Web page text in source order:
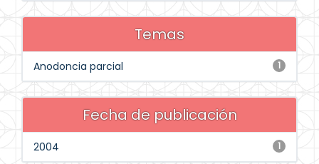
Temas
1
Anodoncia parcial
Fecha de publicación
1
2004